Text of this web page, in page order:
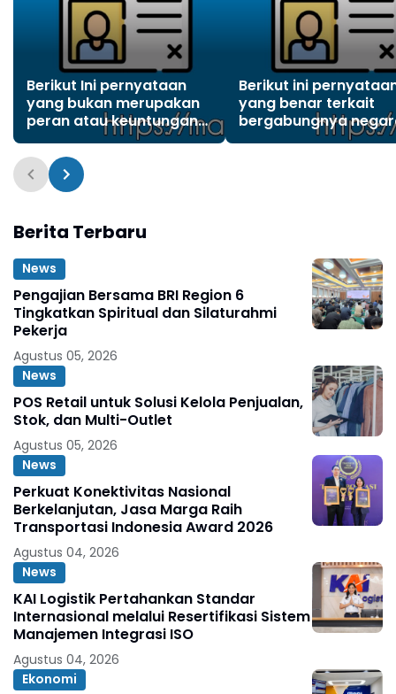
Berikut Ini pernyataan
yang bukan merupakan
peran atau keuntungan
Indonesia dalam
organisasi internasional
adalah?
Berikut ini
yang benar terkait
bergabungnya
negara ke dalam
Berita Terbaru
News
Pengajian Bersama BRI Region 6
Tingkatkan Spiritual dan Silaturahmi
Pekerja
Agustus 05, 2026
News
POS Retail untuk Solusi Kelola Penjualan,
Stok, dan Multi-Outlet
Agustus 05, 2026
News
Perkuat Konektivitas Nasional
Berkelanjutan, Jasa Marga Raih
Transportasi Indonesia Award 2026
Agustus 04, 2026
News
KAI Logistik Pertahankan Standar
Internasional melalui Resertifikasi Sistem
Manajemen Integrasi ISO
Agustus 04, 2026
Ekonomi